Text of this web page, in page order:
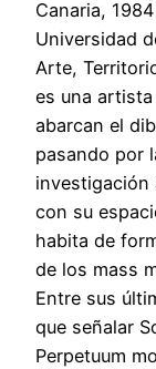
Canaria,
Universidad
Arte,
es una
abarcan el
pasando por
investigación
con su
habita de
de los mass
Entre sus
que señalar
Perpetuum